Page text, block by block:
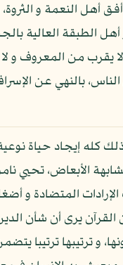
أهل النعمة و
الطبقة العالية
يقرب من المعروف و لا
بالنهي عن
كله إيجاد حياة
الأبعاض، تحيي
المتضادة و
القرآن يرى أن شأن
و ترتيبها ترتيبا